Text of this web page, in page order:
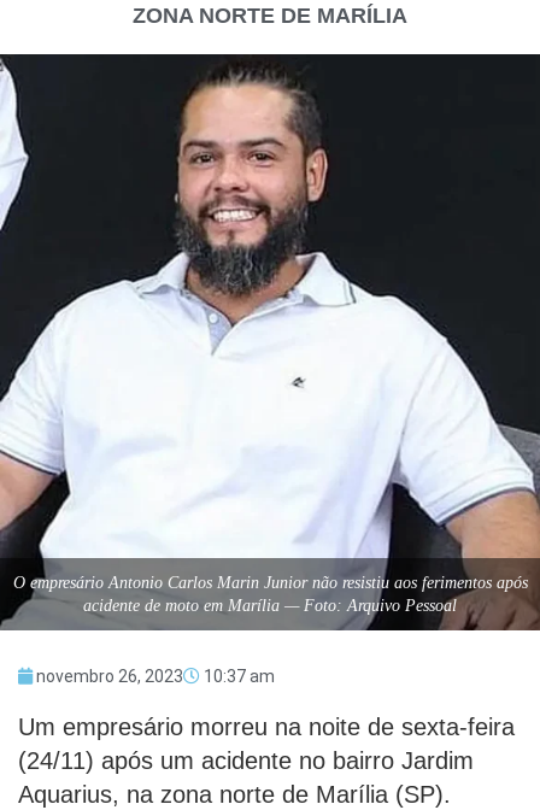
ZONA NORTE DE MARÍLIA
O empresário Antonio Carlos Marin Junior não resistiu aos ferimentos após
acidente de moto em Marília — Foto: Arquivo Pessoal
novembro 26, 2023 10:37 am
Um empresário morreu na noite de sexta-feira
(24/11) após um acidente no bairro Jardim
Aquarius, na zona norte de Marília (SP).